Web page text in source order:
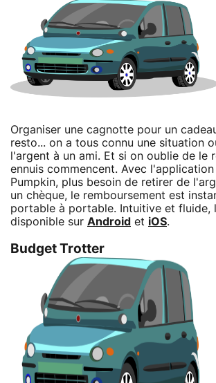
Organiser une cagnotte pour un
resto... on a tous connu une situation
l'argent à un ami. Et si on oublie de le
ennuis commencent. Avec
Pumpkin, plus besoin de retirer de
un chèque, le remboursement est
portable à portable. Intuitive et fluide,
disponible sur Android et iOS.
Budget Trotter